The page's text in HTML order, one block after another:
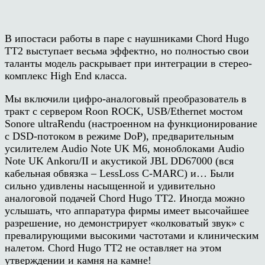
В ипостаси работы в паре с наушниками Chord Hugo
TT2 выступает весьма эффектно, но полностью свои
таланты модель раскрывает при интеграции в стерео-
комплекс High End класса.
Мы включили цифро-аналоговый преобразователь в
тракт с сервером Roon ROCK, USB/Ethernet мостом
Sonore ultraRendu (настроенном на функционирование
с DSD-потоком в режиме DoP), предварительным
усилителем Audio Note UK M6, моноблоками Audio
Note UK Ankoru/II и акустикой JBL DD67000 (вся
кабельная обвязка – LessLoss C-MARC) и… Были
сильно удивлены насыщенной и удивительно
аналоговой подачей Chord Hugo TT2. Иногда можно
услышать, что аппаратура фирмы имеет высочайшее
разрешение, но демонстрирует «колковатый звук» с
превалирующими высокими частотами и клиническим
налетом. Chord Hugo TT2 не оставляет на этом
утверждении и камня на камне!